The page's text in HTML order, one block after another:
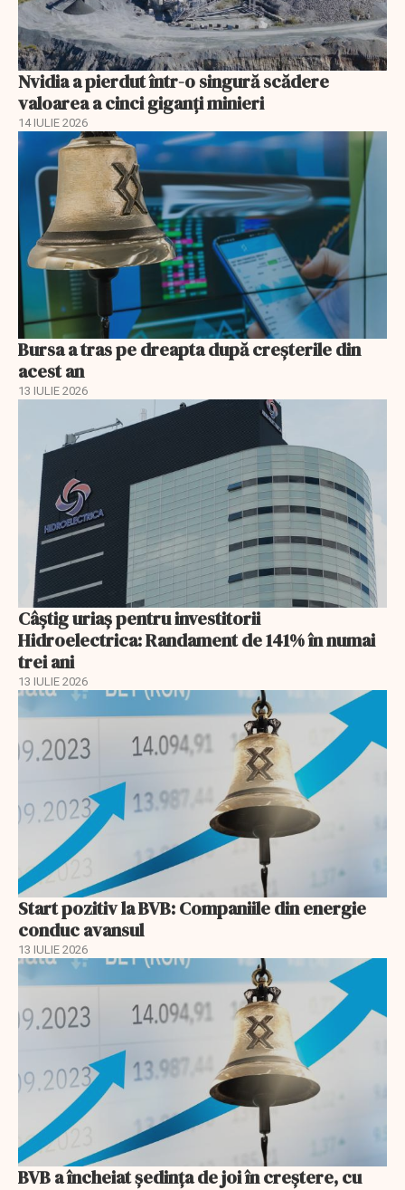
Nvidia a pierdut într-o singură scădere
valoarea a cinci giganți minieri
14 IULIE 2026
Bursa a tras pe dreapta după creșterile din
acest an
13 IULIE 2026
Câștig uriaș pentru investitorii
Hidroelectrica: Randament de 141% în numai
trei ani
13 IULIE 2026
Start pozitiv la BVB: Companiile din energie
conduc avansul
13 IULIE 2026
BVB a încheiat ședința de joi în creștere, cu